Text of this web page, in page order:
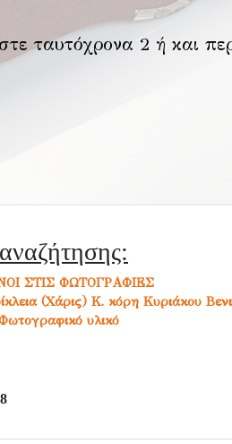
ταυτόχρονα 2 ή και
ΣΤΙΣ ΦΩΤΟΓΡΑΦΙΕΣ
(Χάρις) Κ. κόρη Κυριάκου
υλικό